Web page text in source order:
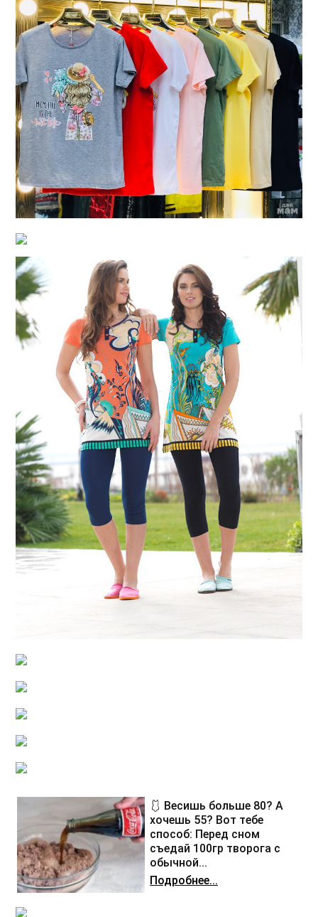
🩱 Весишь больше 80? А
хочешь 55? Вот тебе
способ: Перед сном
съедай 100гр творога с
обычной...
Подробнее...